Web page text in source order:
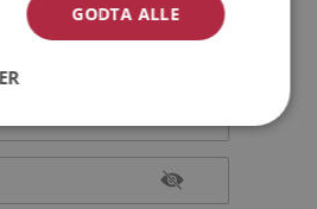
GODTA ALLE